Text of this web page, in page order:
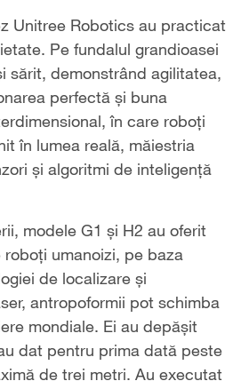
Unitree Robotics au practicat
Pe fundalul grandioasei
sărit, demonstrând agilitatea,
perfectă și buna
în care roboți
în lumea reală, măiestria
și algoritmi de inteligență
modele G1 și H2 au oferit
umanoizi, pe baza
de localizare și
antropoformii pot schimba
mondiale. Ei au depășit
dat pentru prima dată peste
de trei metri. Au executat